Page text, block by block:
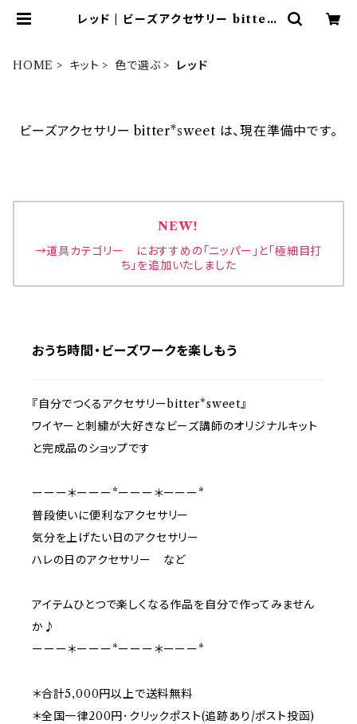
レッド | ビーズアクセサリー bitter*
HOME キット 色で選ぶ レッド
ビーズアクセサリー bitter*sweet は、現在準備中です。
NEW！
→道具カテゴリー におすすめの「ニッパー」と「極細目打
ち」を追加いたしました
おうち時間・ビーズワークを楽しもう
『自分でつくるアクセサリーbitter*sweet』
ワイヤーと刺繍が大好きなビーズ講師のオリジナルキット
と完成品のショップです
ーーー＊ーーー*ーーー＊ーーー*
普段使いに便利なアクセサリー
気分を上げたい日のアクセサリー
ハレの日のアクセサリー など
アイテムひとつで楽しくなる作品を自分で作ってみません
か♪
ーーー＊ーーー*ーーー＊ーーー*
＊合計5,000円以上で送料無料
＊全国一律200円･クリックポスト(追跡あり/ポスト投函)